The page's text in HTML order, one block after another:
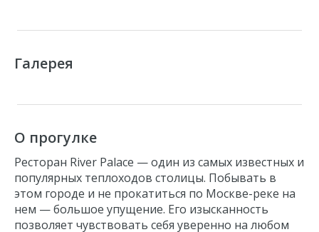
О прогулке
Ресторан River Palace — один из самых известных и
популярных теплоходов столицы. Побывать в
этом городе и не прокатиться по Москве-реке на
нем — большое упущение. Его изысканность
позволяет чувствовать себя уверенно на любом
Галерея